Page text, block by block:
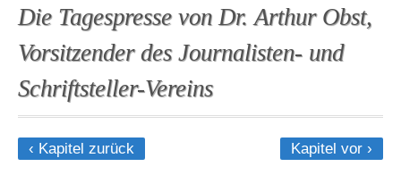
Die Tagespresse von Dr. Arthur Obst,
Vorsitzender des Journalisten- und
Schriftsteller-Vereins
‹ Kapitel zurück Kapitel vor ›